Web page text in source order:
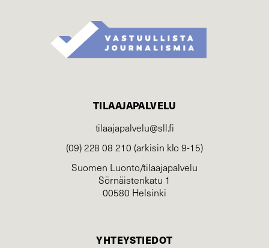
TILAAJAPALVELU
tilaajapalvelu@sll.fi
(09) 228 08 210 (arkisin klo 9-15)
Suomen Luonto/tilaajapalvelu
Sörnäistenkatu 1
00580 Helsinki
YHTEYSTIEDOT